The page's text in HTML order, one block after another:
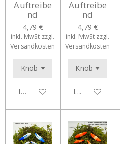
Auftreibe
nd
4,79 €
inkl. MwSt zzgl.
Versandkosten
In den Warenkorb
Auftreibe
nd
4,79 €
inkl. MwSt zzgl.
Versandkosten
In den